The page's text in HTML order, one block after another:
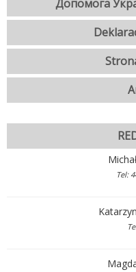
Допомога
Tel: